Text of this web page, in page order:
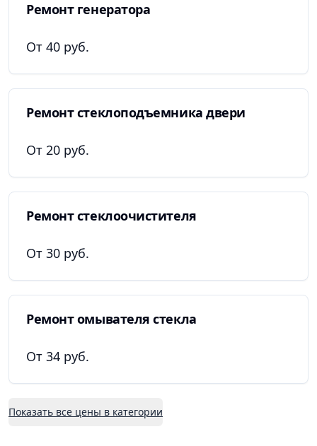
Ремонт генератора
От 40 руб.
Ремонт стеклоподъемника двери
От 20 руб.
Ремонт стеклоочистителя
От 30 руб.
Ремонт омывателя стекла
От 34 руб.
Показать все цены в категории